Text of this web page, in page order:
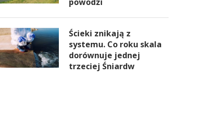
Ścieki znikają z
systemu. Co roku skala
dorównuje jednej
trzeciej Śniardw